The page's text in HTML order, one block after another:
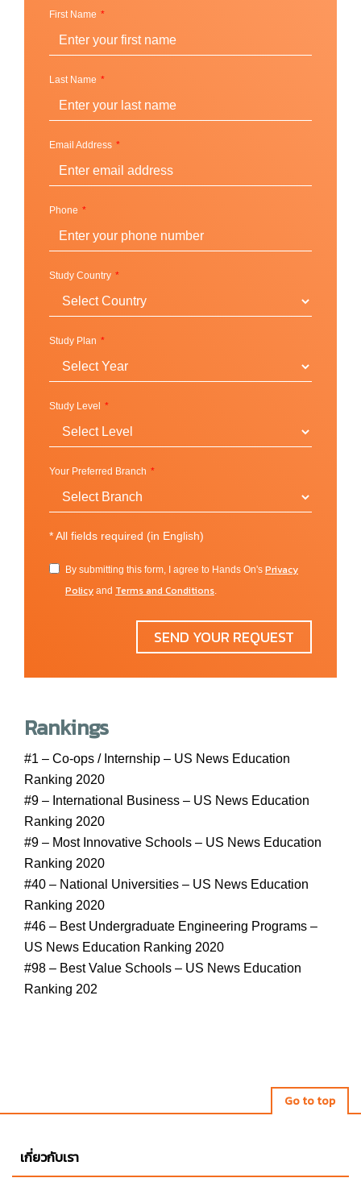
งานวิจัยได้ และนักศึกษาหลายรายได้นำเสนอโครงการ
(Research, Innovation and Scholarship Expo) ประจำปี
ตัวอย่างศิษย์เก่าที่มีชื่อเสียง เช่น ผู้จัดรายการทอล์คโชว์
Shawn Fanning ผู้ก่อตั้ง Napster ก็ได้เข้าเรียนที่มหา
ทำเลที่ตั้งและวิทยาเขต
Boston, Massachusetts (USA)
มหาวิทยาลัยเปิดสอนหลักสูตรทั้งในวิทยาเขตหลักที่เมือง
วิทยาลัยซึ่งตั้งอยู่ในศูนย์กลางด้านเทคโนโลยีและธุรกิจ
ของเมืองซีแอตเทิล ทำเลที่ตั้งบริเวณใจกลางเมืองเหล่านี้
มีกิจกรรมภายในมหาวิทยาลัยมากกว่า 400 รายการที่ให้
ความรู้ภาควิชาการพร้อม ๆ กับความบันเทิงในระหว่าง
นั้น เพื่อที่นักศึกษาจะได้มีโอกาสใช้ชีวิตในต่างแดนจาก
การเป็นนักศึกษาอย่างคุ้มค่าและรอบด้าน
Boston (USA)
Nahant (USA)
Toronto (Canada)
สาขาวิชาที่เปิดสอน
Bouvé College of Health Sciences
College of Arts, Media and Design
Khoury College of Computer Science
College of Engineering
College of Professional Studies
First Name
Last Name
Email Address
Phone
Study Country
Study Plan
Study Level
Your Preferred Branch
*All fields required (in English)
By submitting this form, I agree to Hands On's Privacy
Policy and Terms and Conditions.
SEND YOUR REQUEST
Rankings
#1 – Co-ops / Internship – US News Education
Ranking 2020
#9 – International Business – US News Education
Ranking 2020
#9 – Most Innovative Schools – US News Education
Ranking 2020
#40 – National Universities – US News Education
Ranking 2020
#46 – Best Undergraduate Engineering Programs –
US News Education Ranking 2020
#98 – Best Value Schools – US News Education
Ranking 202
Go to top
เกี่ยวกับเรา